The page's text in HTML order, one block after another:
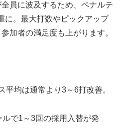
員に波及するため、ペナルテ
に。最大打数やピックアップ
加者の満足度も上がります。
平均は通常より3～6打改善。
ルで1～3回の採用入替が発